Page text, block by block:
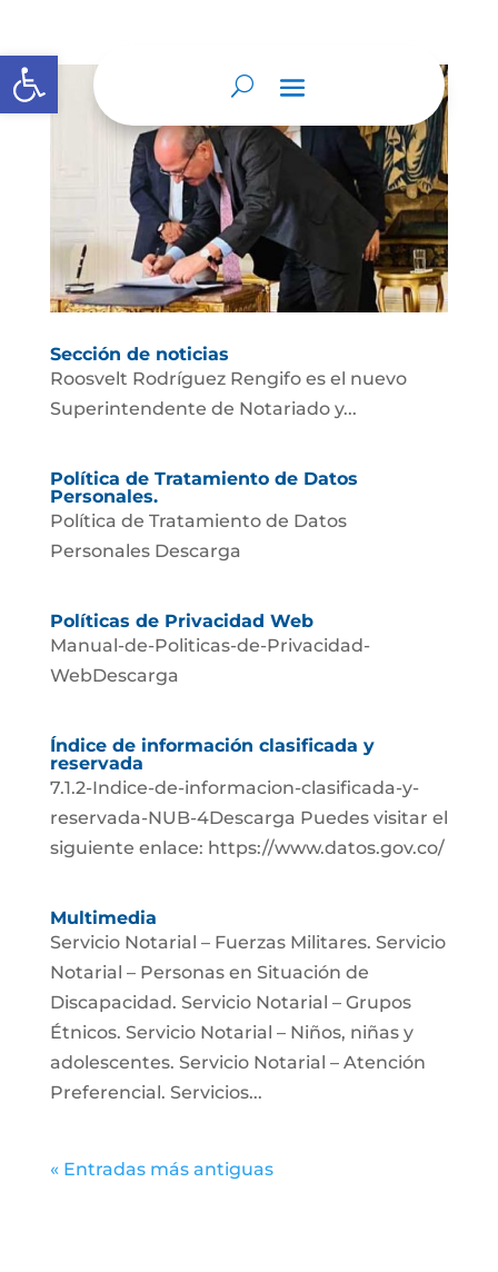
Abrir barra de herramientas
Sección de noticias
Roosvelt Rodríguez Rengifo es el nuevo
Superintendente de Notariado y...
Política de Tratamiento de Datos
Personales.
Política de Tratamiento de Datos
Personales Descarga
Políticas de Privacidad Web
Manual-de-Politicas-de-Privacidad-
WebDescarga
Índice de información clasificada y
reservada
7.1.2-Indice-de-informacion-clasificada-y-
reservada-NUB-4Descarga Puedes visitar el
siguiente enlace: https://www.datos.gov.co/
Multimedia
Servicio Notarial – Fuerzas Militares. Servicio
Notarial – Personas en Situación de
Discapacidad. Servicio Notarial – Grupos
Étnicos. Servicio Notarial – Niños, niñas y
adolescentes. Servicio Notarial – Atención
Preferencial. Servicios...
« Entradas más antiguas